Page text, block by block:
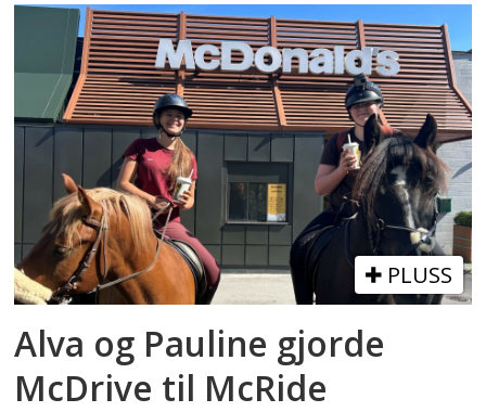
PLUSS
Alva og Pauline gjorde
McDrive til McRide